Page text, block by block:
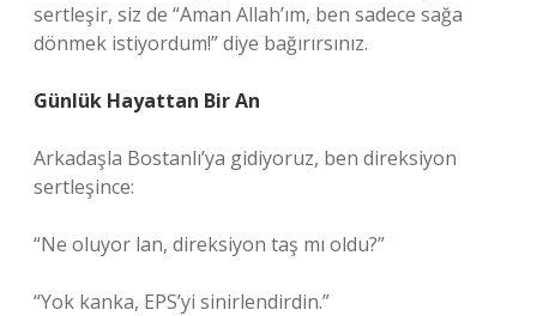
sertleşir, siz de “Aman Allah’ım, ben sadece sağa
dönmek istiyordum!” diye bağırırsınız.
Günlük Hayattan Bir An
Arkadaşla Bostanlı’ya gidiyoruz, ben direksiyon
sertleşince:
“Ne oluyor lan, direksiyon taş mı oldu?”
“Yok kanka, EPS’yi sinirlendirdin.”